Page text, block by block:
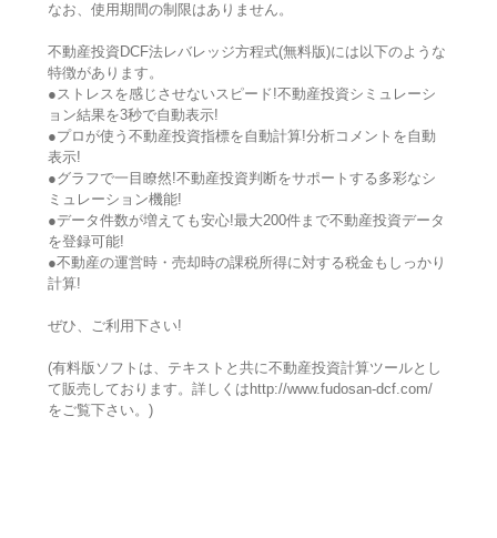
なお、使用期間の制限はありません。
不動産投資DCF法レバレッジ方程式(無料版)には以下のような
特徴があります。
●ストレスを感じさせないスピード!不動産投資シミュレーシ
ョン結果を3秒で自動表示!
●プロが使う不動産投資指標を自動計算!分析コメントを自動
表示!
●グラフで一目瞭然!不動産投資判断をサポートする多彩なシ
ミュレーション機能!
●データ件数が増えても安心!最大200件まで不動産投資データ
を登録可能!
●不動産の運営時・売却時の課税所得に対する税金もしっかり
計算!
ぜひ、ご利用下さい!
(有料版ソフトは、テキストと共に不動産投資計算ツールとし
て販売しております。詳しくはhttp://www.fudosan-dcf.com/
をご覧下さい。)